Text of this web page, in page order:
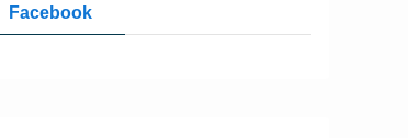
Facebook